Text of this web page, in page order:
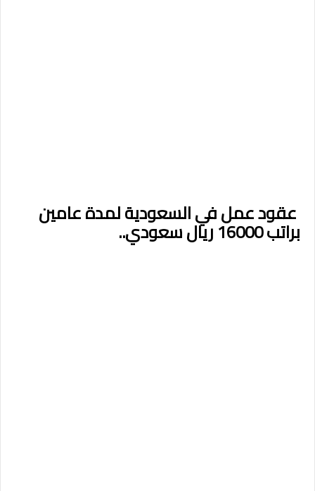
عقود عمل في السعودية لمدة عامين
براتب 16000 ريال سعودي..